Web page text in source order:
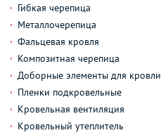
Гибкая черепица
Металлочерепица
Фальцевая кровля
Композитная черепица
Доборные элементы для кровли
Пленки подкровельные
Кровельная вентиляция
Кровельный утеплитель